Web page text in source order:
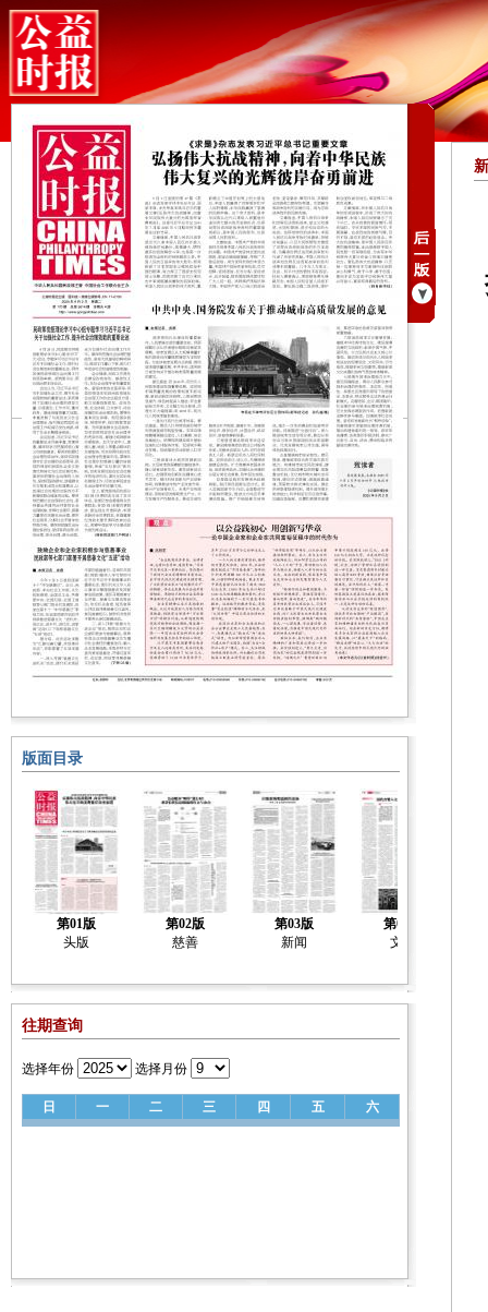
版面目录
第01版
头版
第02版
慈善
第03版
新闻
第04版
文化
往期查询
选择年份 选择月份
日 一 二 三 四 五 六